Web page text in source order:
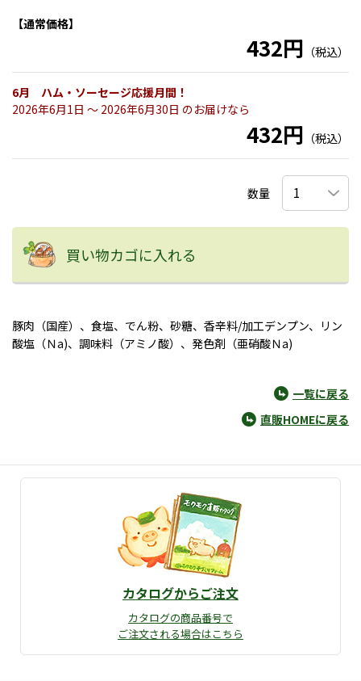
【通常価格】
432円 （税込）
6月 ハム・ソーセージ応援月間！
2026年6月1日 〜 2026年6月30日 のお届けなら
432円 （税込）
数量
買い物カゴに入れる
豚肉（国産）、食塩、でん粉、砂糖、香辛料/加工デンプン、リン
酸塩（Ｎa)、調味料（アミノ酸）、発色剤（亜硝酸Ｎa)
一覧に戻る
直販HOMEに戻る
カタログからご注文
カタログの商品番号で
ご注文される場合はこちら